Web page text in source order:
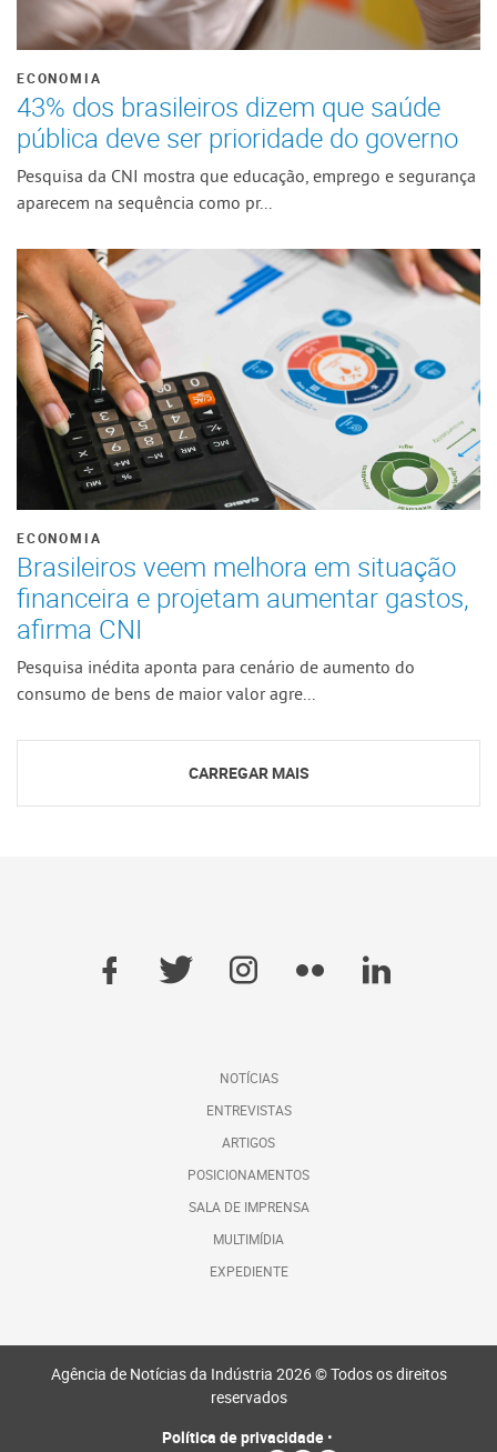
ECONOMIA
43% dos brasileiros dizem que saúde
pública deve ser prioridade do governo
Pesquisa da CNI mostra que educação, emprego e segurança
aparecem na sequência como pr...
ECONOMIA
Brasileiros veem melhora em situação
financeira e projetam aumentar gastos,
afirma CNI
Pesquisa inédita aponta para cenário de aumento do
consumo de bens de maior valor agre...
CARREGAR MAIS
NOTÍCIAS
ENTREVISTAS
ARTIGOS
POSICIONAMENTOS
SALA DE IMPRENSA
MULTIMÍDIA
EXPEDIENTE
Agência de Notícias da Indústria 2026 © Todos os direitos
reservados
Política de privacidade•